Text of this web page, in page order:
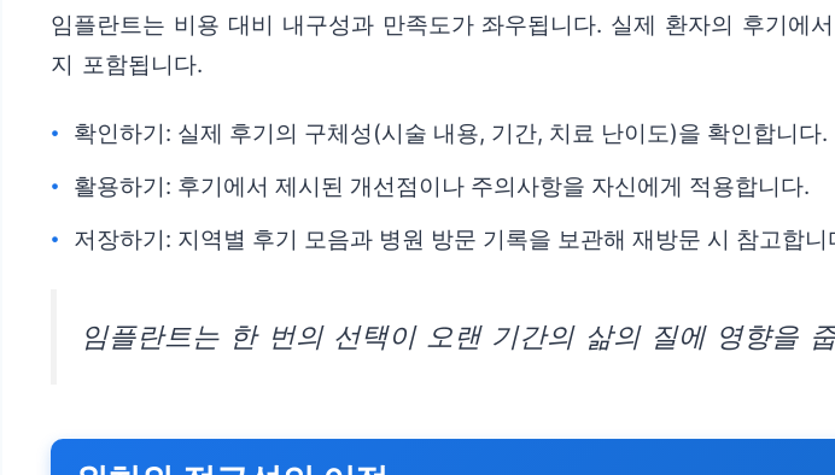
임플란트는 비용 대비 내구성과 만족도가 좌우됩니다. 실제 환자의 후기
지 포함됩니다.
확인하기: 실제 후기의 구체성(시술 내용, 기간, 치료 난이도)을 확인합니다.
활용하기: 후기에서 제시된 개선점이나 주의사항을 자신에게 적용합니다.
저장하기: 지역별 후기 모음과 병원 방문 기록을 보관해 재방문 시 참고합니
임플란트는 한 번의 선택이 오랜 기간의 삶의 질에 영향을